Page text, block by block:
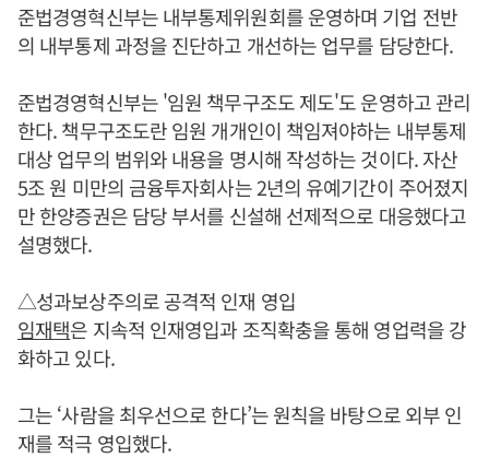
준법경영혁신부는 내부통제위원회를 운영하며 기업 전반
의 내부통제 과정을 진단하고 개선하는 업무를 담당한다.
준법경영혁신부는 '임원 책무구조도 제도'도 운영하고 관리
한다. 책무구조도란 임원 개개인이 책임져야하는 내부통제
대상 업무의 범위와 내용을 명시해 작성하는 것이다. 자산
5조 원 미만의 금융투자회사는 2년의 유예기간이 주어졌지
만 한양증권은 담당 부서를 신설해 선제적으로 대응했다고
설명했다.
△성과보상주의로 공격적 인재 영입
임재택은 지속적 인재영입과 조직확충을 통해 영업력을 강
화하고 있다.
그는 ‘사람을 최우선으로 한다’는 원칙을 바탕으로 외부 인
재를 적극 영입했다.